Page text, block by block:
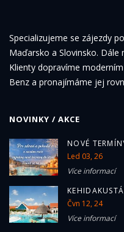
Specializujeme se zájezdy
Maďarsko a Slovinsko. Dále
Klienty dopravíme
Benz a pronajímáme jej
NOVINKY / AKCE
NOVÉ
Led 03, 26
Více informací
Čvn 12, 24
Více informací